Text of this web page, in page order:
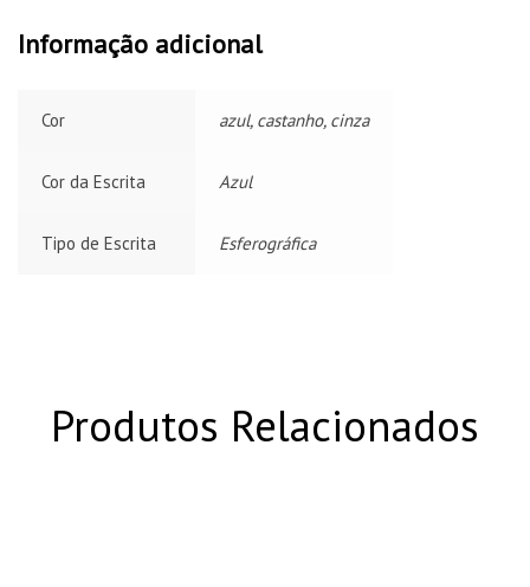
Informação adicional
Cor azul, castanho, cinza
Cor da Escrita Azul
Tipo de Escrita Esferográfica
Produtos Relacionados